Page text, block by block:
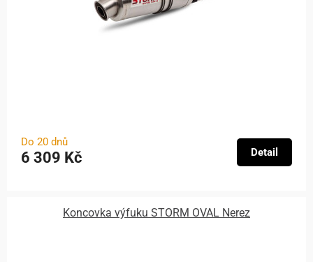
Do 20 dnů
6 309 Kč Detail
Koncovka výfuku STORM OVAL Nerez